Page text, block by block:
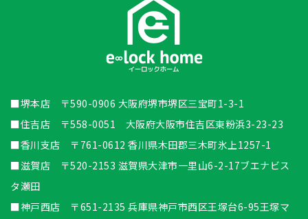
■堺本店 〒590-0906 大阪府堺市堺区三宝町1-3-1
■住吉店 〒558-0051 大阪府大阪市住吉区東粉浜3-23-23
■香川支店 〒761-0612 香川県木田郡三木町氷上1257-1
■滋賀店 〒520-2153 滋賀県大津市一里山6-2-17ブエナビス
タ瀬田
■神戸西店 〒651-2135 兵庫県神戸市西区王塚台6-95王塚マ